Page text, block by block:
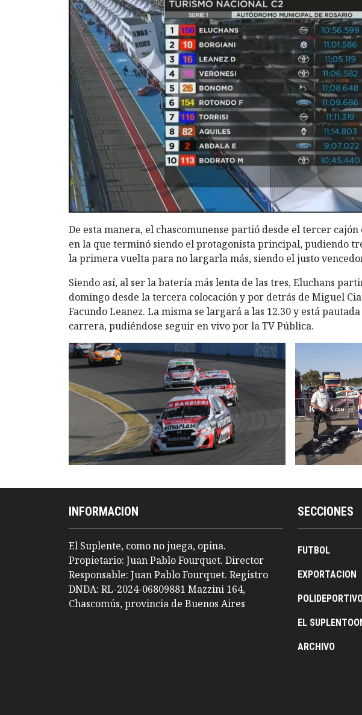
De esta manera, el chascomunense partió desde el tercer
en la que terminó siendo el protagonista principal, pudiendo
la primera vuelta para no largarla más, siendo el justo
Siendo así, al ser la batería más lenta de las tres, Eluchans
domingo desde la tercera colocación y por detrás de Miguel
Facundo Leanez. La misma se largará a las 12.30 y está
carrera, pudiéndose seguir en vivo por la TV Pública.
INFORMACION
El Suplente, como no juega, opina.
Propietario: Juan Pablo Fourquet. Director
Responsable: Juan Pablo Fourquet. Registro
DNDA: RL-2024-06809881 Mazzini 164,
Chascomús, provincia de Buenos Aires
SECCIONES
FUTBOL
EXPORTACION
EL
ARCHIVO